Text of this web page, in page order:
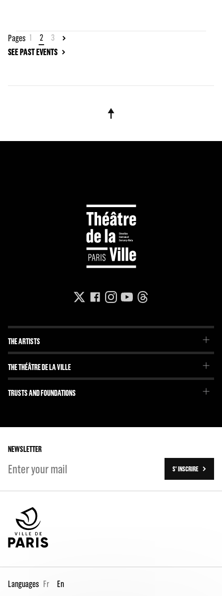
Pages 1 2
3
SEE PAST EVENTS
THE ARTISTS
The Troupe
THE THÉÂTRE DE LA VILLE
Our project
Emmanuel Demarcy-Mota
Our history
TRUSTS AND FOUNDATIONS
NEWSLETTER
S' INSCRIRE
Languages Fr En